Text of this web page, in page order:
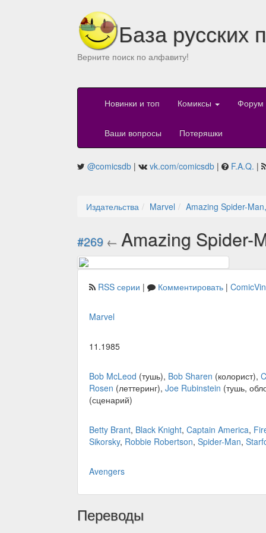
База русских
Верните поиск по алфавиту!
Новинки и топ Комиксы Форум
Ваши вопросы Потеряшки
@comicsdb | vk.com/comicsdb | F.A.Q. |
Издательства Marvel Amazing Spider-
#269 ← Amazing Spider-
RSS серии | Комментировать |
Marvel
11.1985
Bob McLeod (тушь), Bob Sharen (колорист),
Rosen (леттеринг), Joe Rubinstein (тушь,
(сценарий)
Betty Brant, Black Knight, Captain America,
Sikorsky, Robbie Robertson, Spider-Man,
Avengers
Переводы